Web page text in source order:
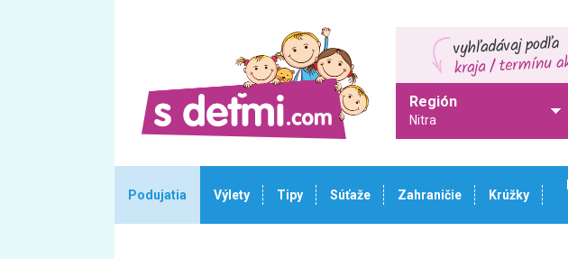
Región
Nitra
Podujatia Výlety Tipy Súťaže Zahraničie Krúžky